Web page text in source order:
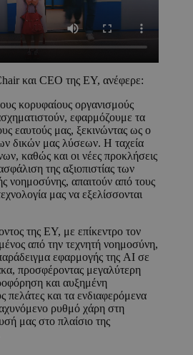
και CEO της EY, ανέφερε:
κορυφαίους οργανισμούς
εφαρμόζουμε τα
εαυτούς μας, ξεκινώντας ως ο
δικών μας λύσεων. Η ταχεία
καθώς και οι νέες προκλήσεις
της αξιοπιστίας των
νοημοσύνης, απαιτούν από τους
μας να εξελίσσονται
της EY, με επίκεντρο τον
από την τεχνητή νοημοσύνη,
εφαρμογής της AI σε
προσφέροντας μεγαλύτερη
και αυξημένη
πελάτες και τα ενδιαφερόμενα
ρυθμό χάρη στη
μας στο πλαίσιο της